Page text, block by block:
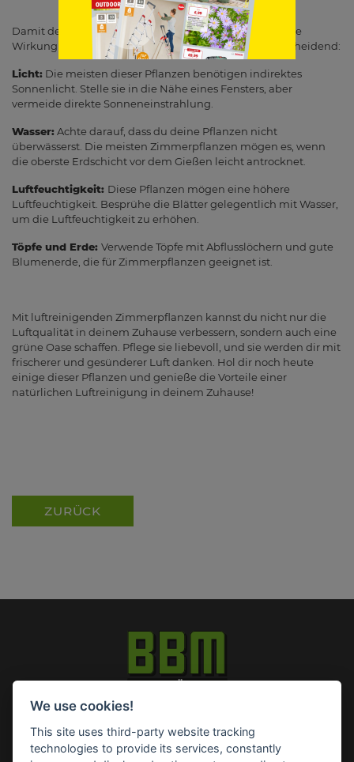
Damit deine luftreinigenden Zimmerpflanzen ihre volle
Wirkung entfalten können, ist die richtige Pflege entscheidend:
Licht: Die meisten dieser Pflanzen benötigen indirektes
Sonnenlicht. Stelle sie in die Nähe eines Fensters, aber
vermeide direkte Sonneneinstrahlung.
Wasser:Achte darauf, dass du deine Pflanzen nicht
überwässerst. Die meisten Zimmerpflanzen mögen es, wenn
die oberste Erdschicht vor dem Gießen leicht antrocknet.
Luftfeuchtigkeit: Diese Pflanzen mögen eine höhere
Luftfeuchtigkeit. Besprühe die Blätter gelegentlich mit Wasser,
um die Luftfeuchtigkeit zu erhöhen.
Töpfe und Erde: Verwende Töpfe mit Abflusslöchern und gute
Blumenerde, die für Zimmerpflanzen geeignet ist.
Mit luftreinigenden Zimmerpflanzen kannst du nicht nur die
Luftqualität in deinem Zuhause verbessern, sondern auch eine
grüne Oase schaffen. Pflege sie liebevoll, und sie werden dir mit
frischerer und gesünderer Luft danken. Hol dir noch heute
einige dieser Pflanzen und genieße die Vorteile einer
natürlichen Luftreinigung in deinem Zuhause!
ZURÜCK
Impressum Datenschutz
Cookie-Einstellungen ändern
We use cookies!
This site uses third-party website tracking
technologies to provide its services, constantly